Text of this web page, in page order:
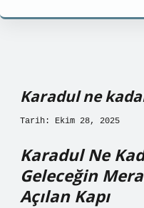
Karadul ne
Tarih: Ekim 28, 2025
Karadul Ne
Geleceğin
Açılan Kapı